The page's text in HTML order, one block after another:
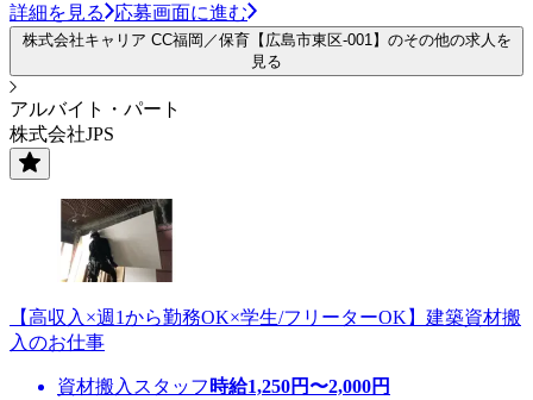
詳細を見る 応募画面に進む
株式会社キャリア CC福岡／保育【広島市東区-001】のその他の求人を
見る
アルバイト・パート
株式会社JPS
【高収入×週1から勤務OK×学生/フリーターOK】建築資材搬
入のお仕事
資材搬入スタッフ 時給1,250円〜2,000円